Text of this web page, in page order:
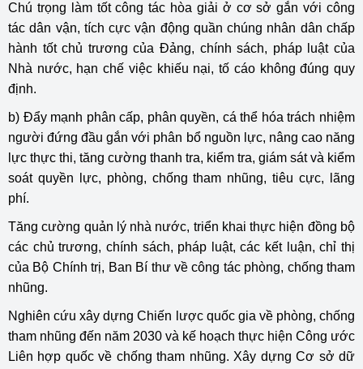
Chú trọng làm tốt công tác hòa giải ở cơ sở gắn với công
tác dân vận, tích cực vận động quần chúng nhân dân chấp
hành tốt chủ trương của Đảng, chính sách, pháp luật của
Nhà nước, hạn chế việc khiếu nại, tố cáo không đúng quy
định.
b) Đẩy mạnh phân cấp, phân quyền, cá thể hóa trách nhiệm
người đứng đầu gắn với phân bổ nguồn lực, nâng cao năng
lực thực thi, tăng cường thanh tra, kiểm tra, giám sát và kiểm
soát quyền lực, phòng, chống tham nhũng, tiêu cực, lãng
phí.
Tăng cường quản lý nhà nước, triển khai thực hiện đồng bộ
các chủ trương, chính sách, pháp luật, các kết luận, chỉ thị
của Bộ Chính trị, Ban Bí thư về công tác phòng, chống tham
nhũng.
Nghiên cứu xây dựng Chiến lược quốc gia về phòng, chống
tham nhũng đến năm 2030 và kế hoạch thực hiện Công ước
Liên hợp quốc về chống tham nhũng. Xây dựng Cơ sở dữ